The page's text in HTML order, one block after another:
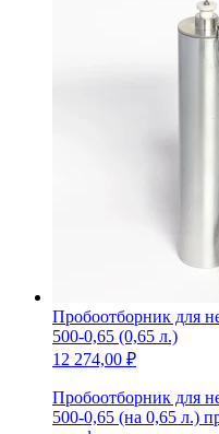
нефтепродуктов
Пробоотборник для
500-0,65 (0,65 л.)
12 274,00 ₽
Пробоотборник для
500-0,65 (на 0,65 л.)